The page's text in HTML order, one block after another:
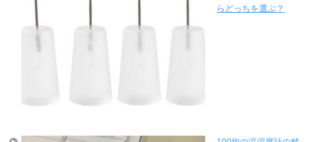
らどっちを選ぶ？